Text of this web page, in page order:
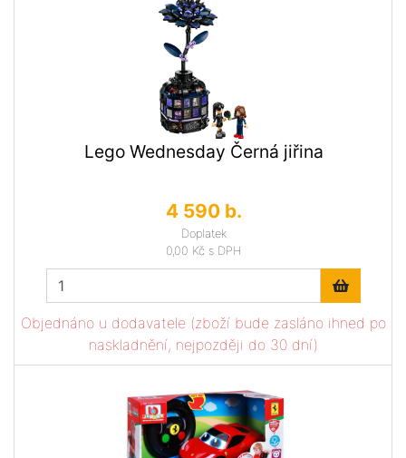
Lego Wednesday Černá jiřina
4 590 b.
Doplatek
0,00 Kč s DPH
Objednáno u dodavatele (zboží bude zasláno ihned po
naskladnění, nejpozději do 30 dní)